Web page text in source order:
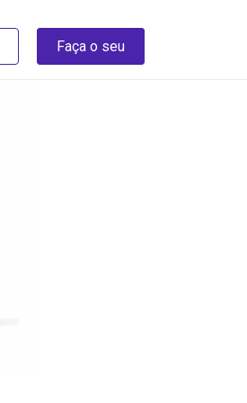
Faça o seu